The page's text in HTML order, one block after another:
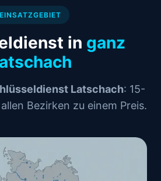
EINSATZGEBIET
in ganz
Latschach: 15-
Bezirken zu einem Preis.